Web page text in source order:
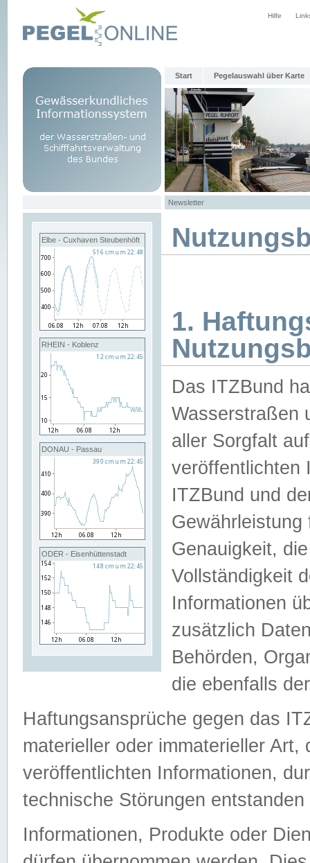
Hilfe
Start Pegelauswahl über Karte
Newsletter
Elbe - Cuxhaven Steubenhöft
RHEIN - Koblenz
DONAU - Passau
ODER - Eisenhüttenstadt
1.
Das ITZBund
Wasserstraßen
aller Sorgfalt
veröffentlichten
ITZBund und
Genauigkeit,
Vollständigkeit
Informationen
zusätzlich
Behörden,
die ebenfalls
Haftungsansprüche gegen das
materieller oder immaterieller
veröffentlichten Informationen,
technische Störungen
Informationen, Produkte oder